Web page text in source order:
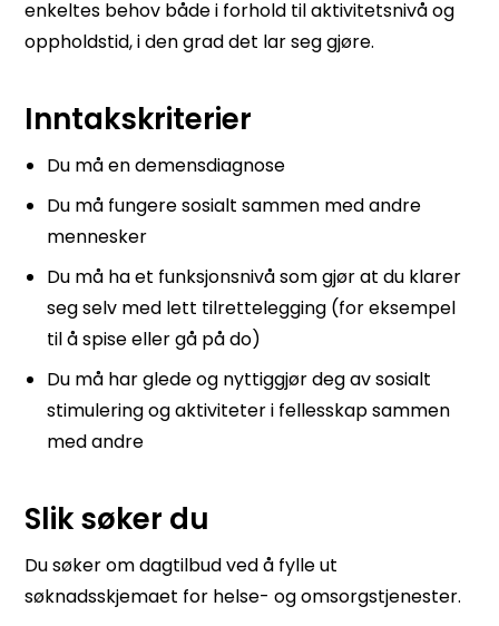
enkeltes behov både i forhold til aktivitetsnivå og
oppholdstid, i den grad det lar seg gjøre.
Inntakskriterier
Du må en demensdiagnose
Du må fungere sosialt sammen med andre
mennesker
Du må ha et funksjonsnivå som gjør at du klarer
seg selv med lett tilrettelegging (for eksempel
til å spise eller gå på do)
Du må har glede og nyttiggjør deg av sosialt
stimulering og aktiviteter i fellesskap sammen
med andre
Slik søker du
Du søker om dagtilbud ved å fylle ut
søknadsskjemaet for helse- og omsorgstjenester.